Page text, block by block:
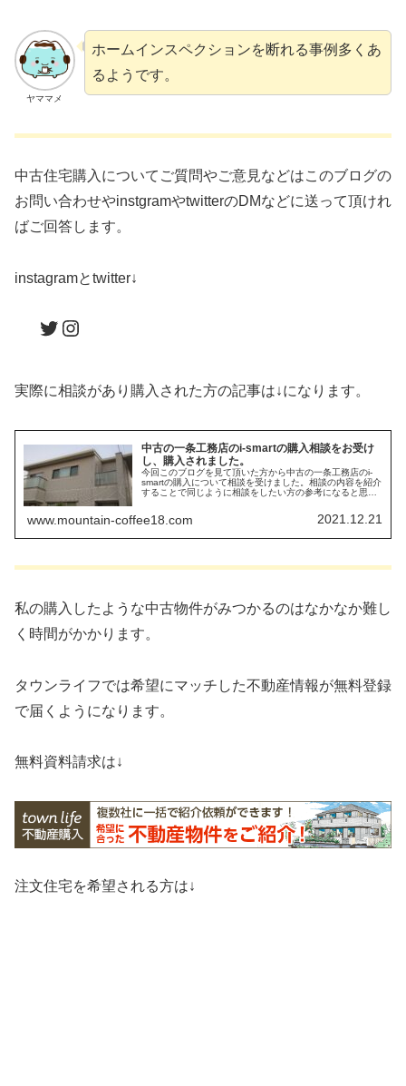
ヤママメ
ホームインスペクションを断れる事例多くあ
るようです。
中古住宅購入についてご質問やご意見などはこのブログの
お問い合わせやinstgramやtwitterのDMなどに送って頂けれ
ばご回答します。
instagramとtwitter↓
Twitter
Instagram
実際に相談があり購入された方の記事は↓になります。
中古の一条工務店のi-smartの購入相談をお受け
し、購入されました。
今回このブログを見て頂いた方から中古の一条工務店のi-
smartの購入について相談を受けました。相談の内容を紹介
することで同じように相談をしたい方の参考になると思い
www.mountain-coffee18.com 2021.12.21
私の購入したような中古物件がみつかるのはなかなか難し
く時間がかかります。
タウンライフでは希望にマッチした不動産情報が無料登録
で届くようになります。
無料資料請求は↓
注文住宅を希望される方は↓